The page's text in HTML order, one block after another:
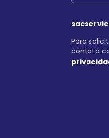
Para
contato